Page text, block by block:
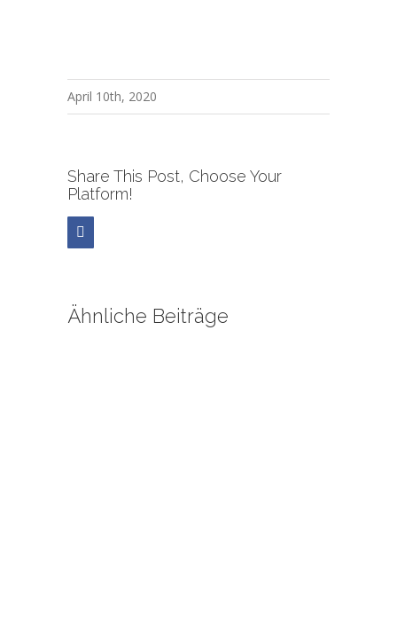
April 10th, 2020
Share This Post, Choose Your
Platform!
Ähnliche Beiträge